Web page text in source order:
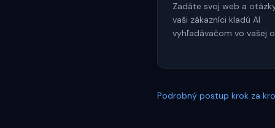
Zadáte svoj web a
vaši zákazníci kladú AI
vyhľadávačom vo vašej
Podrobný postup krok za